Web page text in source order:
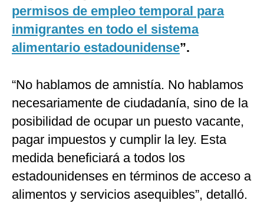
permisos de empleo temporal para
inmigrantes en todo el sistema
alimentario estadounidense”.
“No hablamos de amnistía. No hablamos
necesariamente de ciudadanía, sino de la
posibilidad de ocupar un puesto vacante,
pagar impuestos y cumplir la ley. Esta
medida beneficiará a todos los
estadounidenses en términos de acceso a
alimentos y servicios asequibles”, detalló.